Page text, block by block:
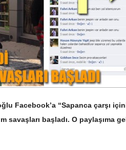
Facebook’a “Sapanca çarşı
başladı. O paylaşıma